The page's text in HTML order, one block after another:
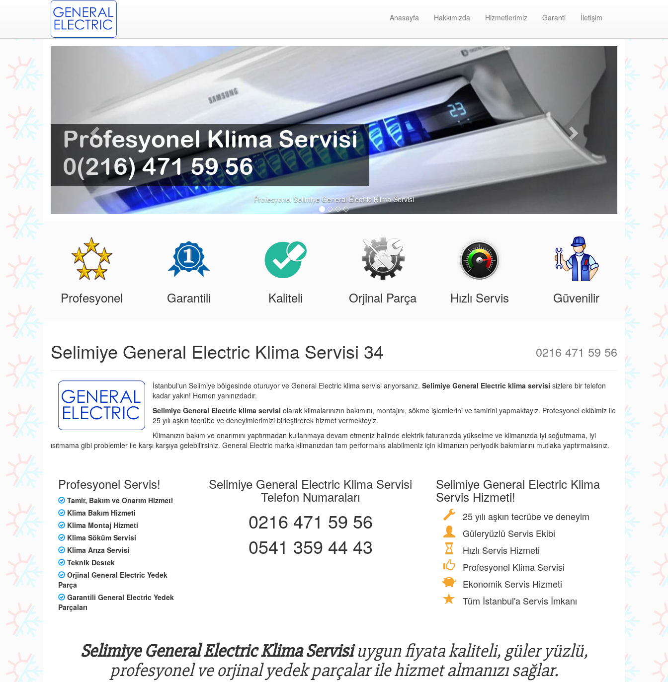
Anasayfa Hakkımızda Hizmetlerimiz Garanti İletişim
Profesyonel Selimiye General Electric Klima Servisi
Profesyonel Garantili Kaliteli Orjinal Parça Hızlı Servis Güvenilir
Selimiye General Electric Klima Servisi 34 0216 471 59 56
İstanbul'un Selimiye bölgesinde oturuyor ve General Electric klima servisi arıyorsanız. Selimiye General Electric klima servisi sizlere bir telefon
kadar yakın! Hemen yanınızdadır.
Selimiye General Electric klima servisi olarak klimalarınızın bakımını, montajını, sökme işlemlerini ve tamirini yapmaktayız. Profesyonel ekibimiz ile
25 yılı aşkın tecrübe ve deneyimlerimizi birleştirerek hizmet vermekteyiz.
Klimanızın bakım ve onarımını yaptırmadan kullanmaya devam etmeniz halinde elektrik faturanızda yükselme ve klimanızda iyi soğutmama, iyi
ısıtmama gibi problemler ile karşı karşıya gelebilirsiniz. General Electric marka klimanızdan tam performans alabilmeniz için klimanızın periyodik bakımlarını mutlaka yaptırmalısınız.
Profesyonel Servis!
Tamir, Bakım ve Onarım Hizmeti
Klima Bakım Hizmeti
Klima Montaj Hizmeti
Klima Söküm Servisi
Klima Arıza Servisi
Teknik Destek
Orjinal General Electric Yedek
Parça
Garantili General Electric Yedek
Parçaları
Selimiye General Electric Klima Servisi
Telefon Numaraları
0216 471 59 56
0541 359 44 43
Selimiye General Electric Klima
Servis Hizmeti!
25 yılı aşkın tecrübe ve deneyim
Güleryüzlü Servis Ekibi
Hızlı Servis Hizmeti
Profesyonel Klima Servisi
Ekonomik Servis Hizmeti
Tüm İstanbul'a Servis İmkanı
Selimiye General Electric Klima Servisiuygun fiyata kaliteli, güler yüzlü,
profesyonel ve orjinal yedek parçalar ile hizmet almanızı sağlar.